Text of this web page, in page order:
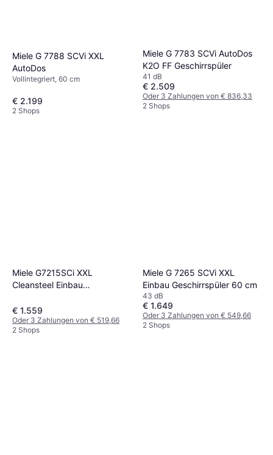
Miele G 7788 SCVi XXL
AutoDos
Vollintegriert, 60 cm
€ 2.199
2 Shops
Miele G 7783 SCVi AutoDos
K2O FF Geschirrspüler
41 dB
€ 2.509
Oder 3 Zahlungen von € 836,33
2 Shops
Miele G7215SCi XXL
Cleansteel Einbau
€ 1.559
Oder 3 Zahlungen von € 519,66
2 Shops
Miele G 7265 SCVi XXL
Einbau Geschirrspüler 60 cm
43 dB
€ 1.649
Oder 3 Zahlungen von € 549,66
2 Shops